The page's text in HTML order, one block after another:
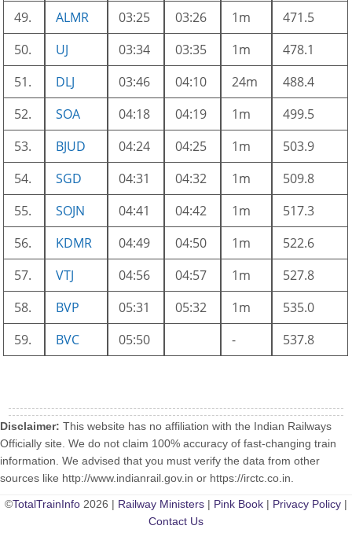
49.
ALMR 03:25 03:26 1m
471.5
50.
UJ 03:34 03:35 1m
478.1
51.
DLJ 03:46 04:10 24m
488.4
52.
SOA 04:18 04:19 1m
499.5
53.
BJUD 04:24 04:25 1m
503.9
54.
SGD 04:31 04:32 1m
509.8
55.
SOJN 04:41 04:42 1m
517.3
56.
KDMR 04:49 04:50 1m
522.6
57.
VTJ 04:56 04:57 1m
527.8
58.
BVP 05:31 05:32 1m
535.0
59.
BVC 05:50 - 537.8
Disclaimer: This website has no affiliation with the Indian Railways
Officially site. We do not claim 100% accuracy of fast-changing train
information. We advised that you must verify the data from other
sources like http://www.indianrail.gov.in or https://irctc.co.in.
©TotalTrainInfo 2026 | Railway Ministers | Pink Book | Privacy Policy |
Contact Us